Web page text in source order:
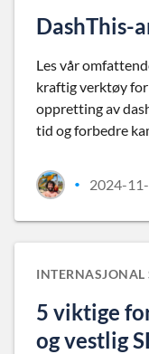
DashThis-
Les vår
kraftig verktøy
oppretting av
tid og forbedre
• 2024-
INTERNASJONAL
5 viktige
og vestlig